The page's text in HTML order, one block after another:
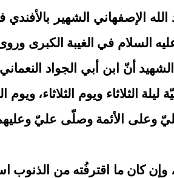
الله الإصفهاني الشهير
السلام في الغيبة الكبرى
أنّ ابن أبي الجواد النعماني
الثلاثاء ويوم الثلاثاء، ويوم
وعلى الأئمة وصلّى عليّ
كان ما اقترفُته من الذنوب